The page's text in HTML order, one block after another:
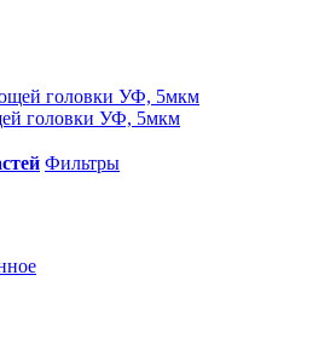
головки УФ, 5мкм
Фильтры